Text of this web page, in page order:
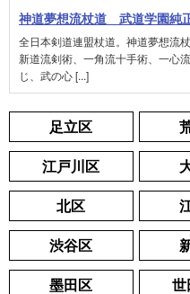
神道夢想流杖道 武道学園純
全日本剣道連盟杖道。神道夢想流
新道流剣術、一角流十手術、一心
じ、武の心 [...]
足立区
江戸川区
北区
渋谷区
墨田区
世